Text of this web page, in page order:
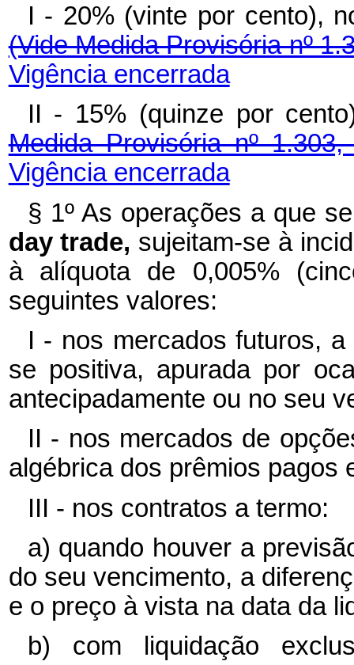
I - 20% (vinte por cento),
(Vide Medida Provisória nº
Vigência encerrada
II - 15% (quinze por
Medida Provisória nº
Vigência encerrada
§ 1º As operações a que
day trade, sujeitam-se à
à alíquota de 0,005%
seguintes valores:
I - nos mercados futuros,
se positiva, apurada por
antecipadamente ou no seu
II - nos mercados de
algébrica dos prêmios pagos
III - nos contratos a termo:
a) quando houver a
do seu vencimento, a
e o preço à vista na data da
b) com liquidação